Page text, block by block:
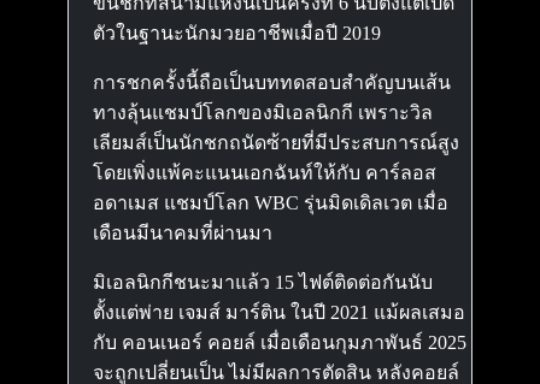
ตัวในฐานะนักมวยอาชีพเมื่อปี 2019
การชกครั้งนี้ถือเป็นบททดสอบสำคัญบนเส้น
ทางลุ้นแชมป์โลกของมิเอลนิกกี เพราะวิล
เลียมส์เป็นนักชกถนัดซ้ายที่มีประสบการณ์สูง
โดยเพิ่งแพ้คะแนนเอกฉันท์ให้กับ คาร์ลอส
อดาเมส แชมป์โลก WBC รุ่นมิดเดิลเวต เมื่อ
เดือนมีนาคมที่ผ่านมา
มิเอลนิกกีชนะมาแล้ว 15 ไฟต์ติดต่อกันนับ
ตั้งแต่พ่าย เจมส์ มาร์ติน ในปี 2021 แม้ผลเสมอ
กับ คอนเนอร์ คอยล์ เมื่อเดือนกุมภาพันธ์ 2025
จะถูกเปลี่ยนเป็น ไม่มีผลการตัดสิน หลังคอยล์